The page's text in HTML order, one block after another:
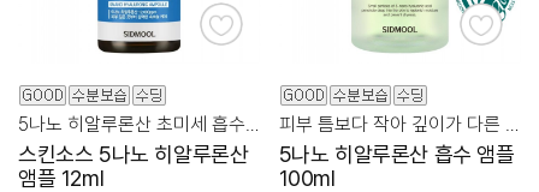
스킨소스 5나노 히알루론산
앰플 12ml
5나노 히알루론산 흡수 앰플
100ml